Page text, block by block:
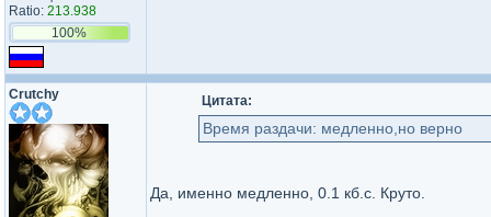
Ratio: 213.938
100%
Crutchy Цитата:
Время раздачи: медленно,но верно
Да, именно медленно, 0.1 кб.с. Круто.